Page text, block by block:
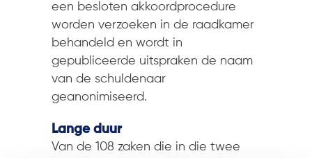
een besloten akkoordprocedure
worden verzoeken in de raadkamer
behandeld en wordt in
gepubliceerde uitspraken de naam
van de schuldenaar
geanonimiseerd.
Lange duur
Van de 108 zaken die in die twee